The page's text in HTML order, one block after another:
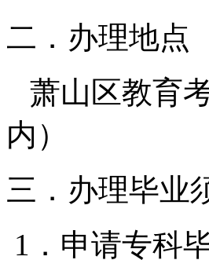
二．办理地点
萧山区教育
内）
三．办理毕业
1．申请专科